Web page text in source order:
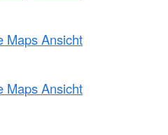
Maps Ansicht
Maps Ansicht